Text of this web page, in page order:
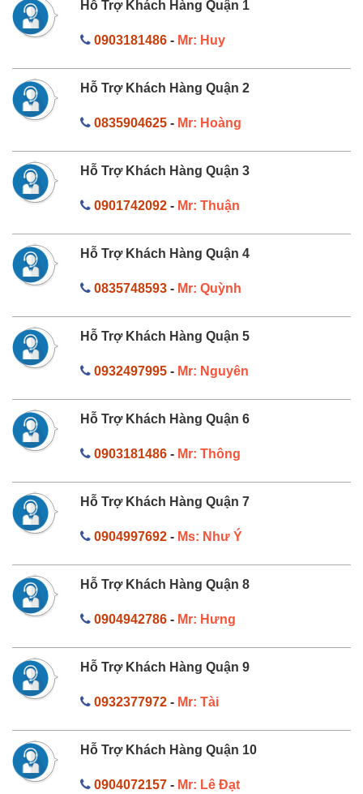
Hỗ Trợ Khách Hàng Quận 1
0903181486- Mr: Huy
Hỗ Trợ Khách Hàng Quận 2
0835904625- Mr: Hoàng
Hỗ Trợ Khách Hàng Quận 3
0901742092- Mr: Thuận
Hỗ Trợ Khách Hàng Quận 4
0835748593- Mr: Quỳnh
Hỗ Trợ Khách Hàng Quận 5
0932497995- Mr: Nguyên
Hỗ Trợ Khách Hàng Quận 6
0903181486- Mr: Thông
Hỗ Trợ Khách Hàng Quận 7
0904997692- Ms: Như Ý
Hỗ Trợ Khách Hàng Quận 8
0904942786- Mr: Hưng
Hỗ Trợ Khách Hàng Quận 9
0932377972- Mr: Tài
Hỗ Trợ Khách Hàng Quận 10
0904072157- Mr: Lê Đạt